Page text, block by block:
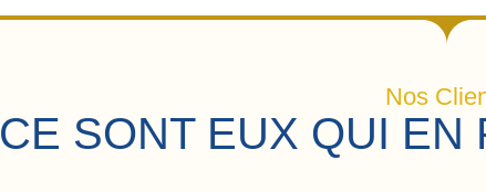
Nos
CE SONT EUX QUI EN